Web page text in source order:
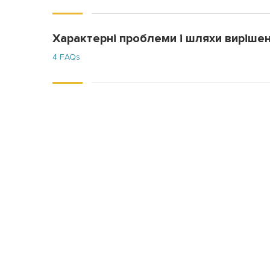
Характерні проблеми і шляхи
4 FAQs